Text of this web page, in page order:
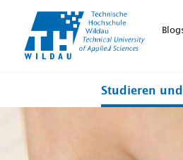
Wildau
Studieren